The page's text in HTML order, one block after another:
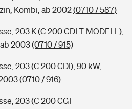
Kombi, ab 2002(0710 / 587)
203 K (C 200 CDI T-MODELL),
2003(0710 / 915)
203 (C 200 CDI), 90 kW,
(0710 / 916)
203 (C 200 CGI